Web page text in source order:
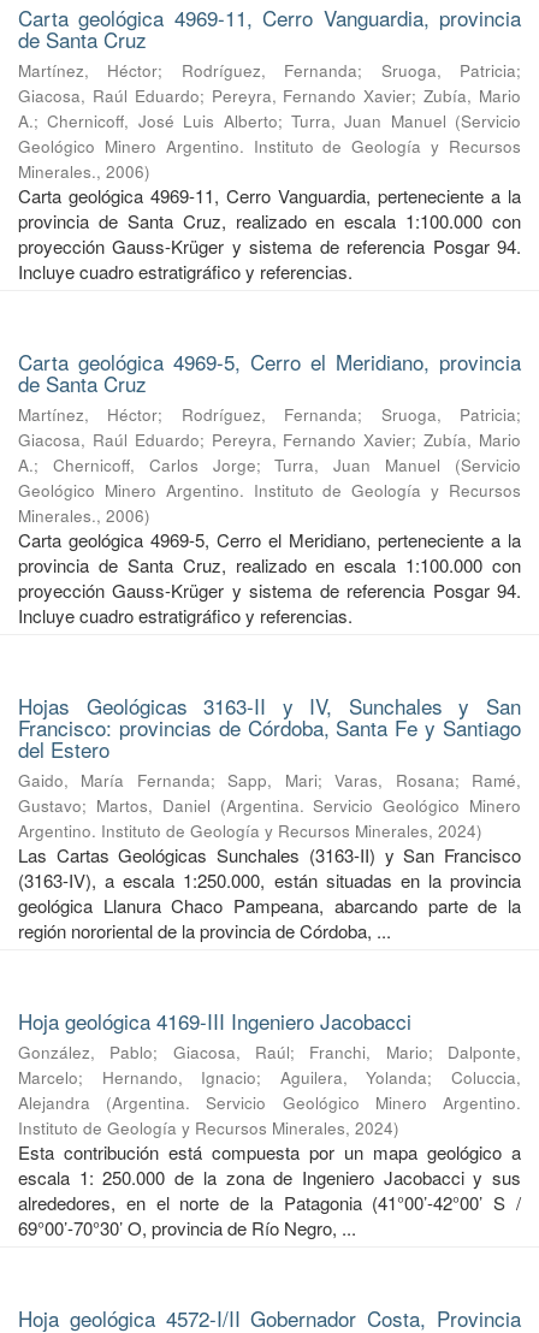
Carta geológica 4969-11, Cerro Vanguardia, provincia
de Santa Cruz
Martínez, Héctor; Rodríguez, Fernanda; Sruoga, Patricia;
Giacosa, Raúl Eduardo; Pereyra, Fernando Xavier;Zubía, Mario
A.;Chernicoff, José Luis Alberto; Turra, Juan Manuel (Servicio
Geológico Minero Argentino. Instituto de Geología y Recursos
Minerales., 2006)
Carta geológica 4969-11, Cerro Vanguardia, perteneciente a la
provincia de Santa Cruz, realizado en escala 1:100.000 con
proyección Gauss-Krüger y sistema de referencia Posgar 94.
Incluye cuadro estratigráfico y referencias.
Carta geológica 4969-5, Cerro el Meridiano, provincia
de Santa Cruz
Martínez, Héctor; Rodríguez, Fernanda; Sruoga, Patricia;
Giacosa, Raúl Eduardo; Pereyra, Fernando Xavier;Zubía, Mario
A.; Chernicoff, Carlos Jorge;Turra, Juan Manuel (Servicio
Geológico Minero Argentino. Instituto de Geología y Recursos
Minerales., 2006)
Carta geológica 4969-5, Cerro el Meridiano, perteneciente a la
provincia de Santa Cruz, realizado en escala 1:100.000 con
proyección Gauss-Krüger y sistema de referencia Posgar 94.
Incluye cuadro estratigráfico y referencias.
Hojas Geológicas 3163-II y IV, Sunchales y San
Francisco: provincias de Córdoba, Santa Fe y Santiago
del Estero
Gaido, María Fernanda;Sapp, Mari;Varas, Rosana; Ramé,
Gustavo; Martos, Daniel (Argentina. Servicio Geológico Minero
Argentino. Instituto de Geología y Recursos Minerales, 2024)
Las Cartas Geológicas Sunchales (3163-II) y San Francisco
(3163-IV), a escala 1:250.000, están situadas en la provincia
geológica Llanura Chaco Pampeana, abarcando parte de la
región nororiental de la provincia de Córdoba, ...
Hoja geológica 4169-III Ingeniero Jacobacci
González, Pablo; Giacosa, Raúl; Franchi, Mario; Dalponte,
Marcelo; Hernando, Ignacio; Aguilera, Yolanda;Coluccia,
Alejandra
(Argentina. Servicio Geológico Minero Argentino.
Instituto de Geología y Recursos Minerales, 2024)
Esta contribución está compuesta por un mapa geológico a
escala 1: 250.000 de la zona de Ingeniero Jacobacci y sus
alrededores, en el norte de la Patagonia (41°00’-42°00’ S /
69°00’-70°30’ O, provincia de Río Negro, ...
Hoja geológica 4572-I/II Gobernador Costa, Provincia